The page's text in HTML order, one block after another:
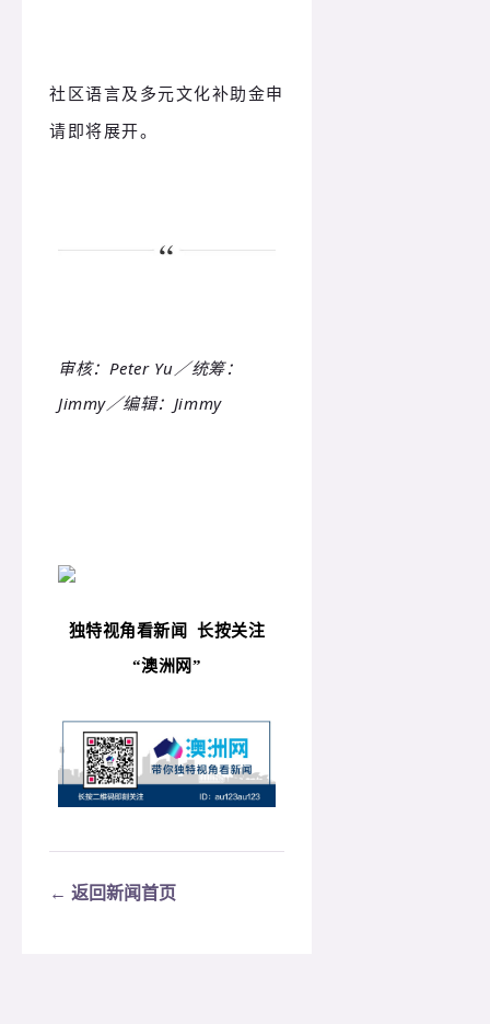
社区语言及多元文化补助金申
请即将展开。
审核：Peter Yu／统筹：
Jimmy／编辑：Jimmy
独特视角看新闻长按关注
“澳洲网”
← 返回新闻首页